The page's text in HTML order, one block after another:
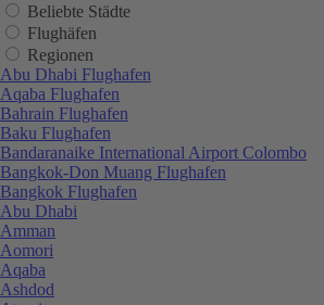
Beliebte Städte
Flughäfen
Regionen
Abu Dhabi Flughafen
Aqaba Flughafen
Bahrain Flughafen
Baku Flughafen
Bandaranaike International Airport Colombo
Bangkok-Don Muang Flughafen
Bangkok Flughafen
Abu Dhabi
Amman
Aomori
Aqaba
Ashdod